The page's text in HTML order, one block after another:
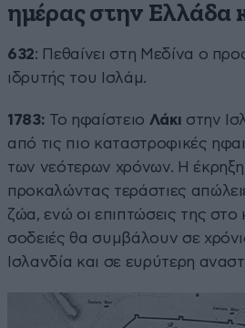
ημέρας στην Ελλάδα
632: Πεθαίνει στη Μεδίνα ο
ιδρυτής του Ισλάμ.
1783: Το ηφαίστειο Λάκι στην
από τις πιο καταστροφικές
των νεότερων χρόνων. Η έκρηξη
προκαλώντας τεράστιες
ζώα, ενώ οι επιπτώσεις της στο
σοδειές θα συμβάλουν σε
Ισλανδία και σε ευρύτερη